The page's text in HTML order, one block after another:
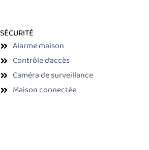
SÉCURITÉ
Alarme maison
Contrôle d’accès
Caméra de surveillance
Maison connectée